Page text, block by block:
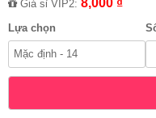
Giá sỉ VIP2:
Lựa chọn